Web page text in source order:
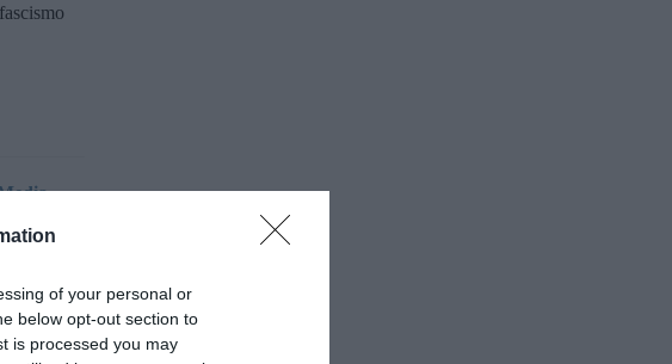
of your personal or
below opt-out section to
is processed you may